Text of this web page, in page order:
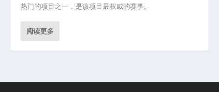
热门的项目之一，是该项目最权威的赛事。
阅读更多